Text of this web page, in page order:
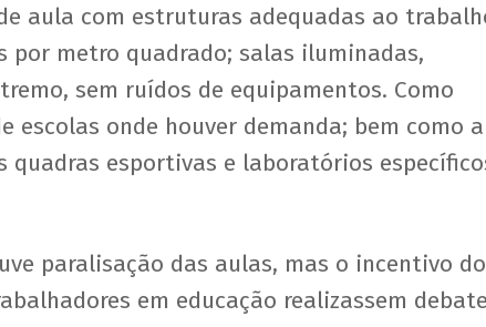
aula com estruturas adequadas ao
metro quadrado; salas iluminadas,
sem ruídos de equipamentos. Como
onde houver demanda; bem como a
quadras esportivas e laboratórios
paralisação das aulas, mas o incentivo do
em educação realizassem